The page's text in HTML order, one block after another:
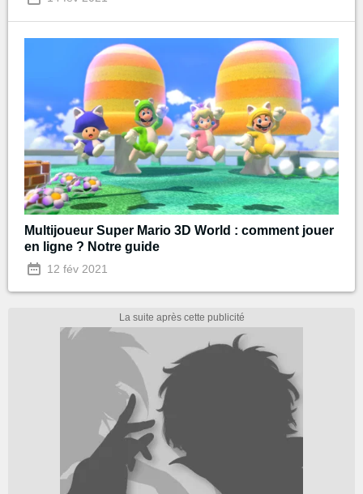
Multijoueur Super Mario 3D World : comment jouer
en ligne ? Notre guide
12 fév 2021